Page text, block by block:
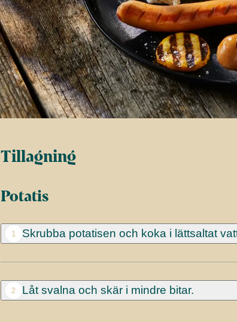
Tillagning
Potatis
1 Skrubba potatisen och koka i lättsaltat
2 Låt svalna och skär i mindre bitar.